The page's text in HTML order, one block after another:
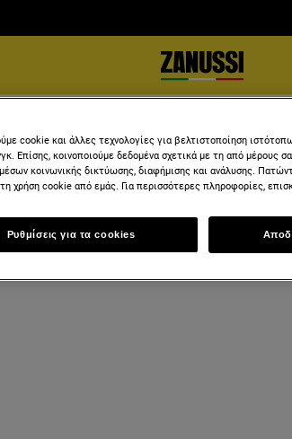
cookie και άλλες τεχνολογίες για βελτιστοποίηση
Επίσης, κοινοποιούμε δεδομένα σχετικά με τη από μέρους
κοινωνικής δικτύωσης, διαφήμισης και ανάλυσης.
χρήση cookie από εμάς. Για περισσότερες πληροφορίες,
Ρυθμίσεις για τα cookies